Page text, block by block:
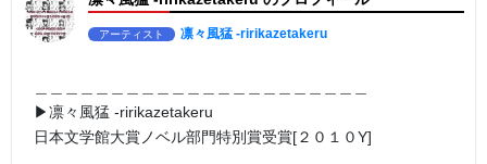
日本語版: https://amzn.asia/d/3czgKs8
英語版: https://amzn.asia/d/bpIME7s
SUZURI ▶︎https://suzuri.jp/ririkazetakeru
UP-T ▶︎up-t.jp/creator/66b9c067ae64e
＿＿＿＿＿＿＿＿＿＿＿＿＿＿＿＿＿＿＿＿＿＿
アーティスト 凛々風猛 -ririkazetakeru
▶︎凛々風猛 -ririkazetakeru
日本文学館大賞ノベル部門特別賞受賞[２０１０Y]